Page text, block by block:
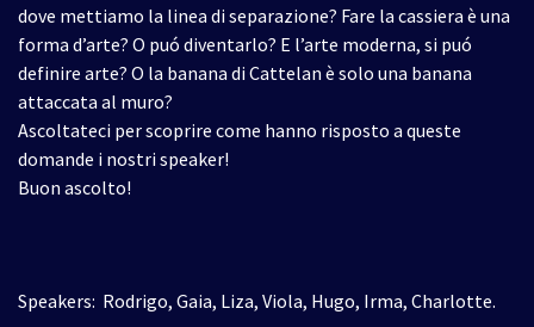
dove mettiamo la linea di separazione? Fare la cassiera è una
forma d’arte? O puó diventarlo? E l’arte moderna, si puó
definire arte? O la banana di Cattelan è solo una banana
attaccata al muro?
Ascoltateci per scoprire come hanno risposto a queste
domande i nostri speaker!
Buon ascolto!
Speakers: Rodrigo, Gaia, Liza, Viola, Hugo, Irma, Charlotte.